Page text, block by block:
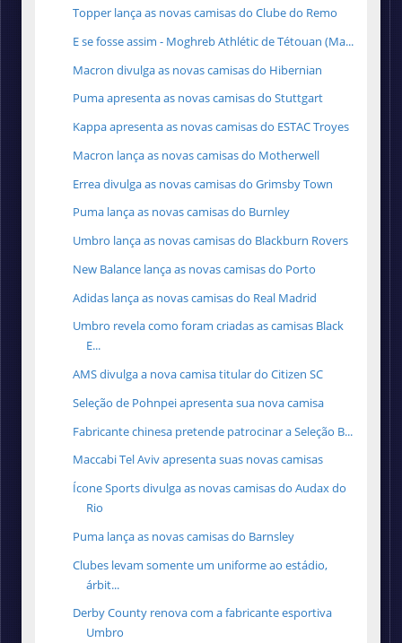
Topper lança as novas camisas do Clube do Remo
E se fosse assim - Moghreb Athlétic de Tétouan (Ma...
Macron divulga as novas camisas do Hibernian
Puma apresenta as novas camisas do Stuttgart
Kappa apresenta as novas camisas do ESTAC Troyes
Macron lança as novas camisas do Motherwell
Errea divulga as novas camisas do Grimsby Town
Puma lança as novas camisas do Burnley
Umbro lança as novas camisas do Blackburn Rovers
New Balance lança as novas camisas do Porto
Adidas lança as novas camisas do Real Madrid
Umbro revela como foram criadas as camisas Black
E...
AMS divulga a nova camisa titular do Citizen SC
Seleção de Pohnpei apresenta sua nova camisa
Fabricante chinesa pretende patrocinar a Seleção B...
Maccabi Tel Aviv apresenta suas novas camisas
Ícone Sports divulga as novas camisas do Audax do
Rio
Puma lança as novas camisas do Barnsley
Clubes levam somente um uniforme ao estádio,
árbit...
Derby County renova com a fabricante esportiva
Umbro